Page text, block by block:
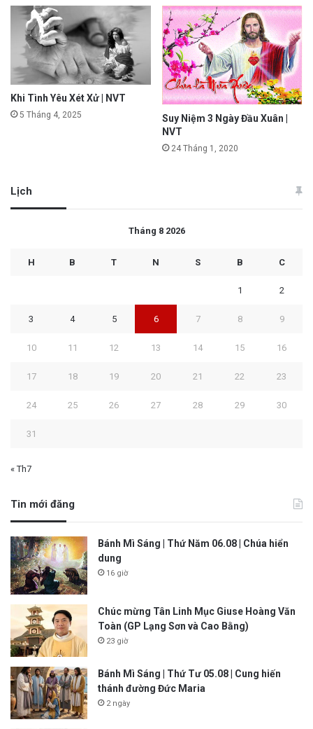
Khi Tình Yêu Xét Xử | NVT
5 Tháng 4, 2025
Suy Niệm 3 Ngày Đầu Xuân |
NVT
24 Tháng 1, 2020
Lịch
Tháng 8 2026
H B T N S B C
1 2
3 4 5 6 7 8 9
10 11 12 13 14 15 16
17 18 19 20 21 22 23
24 25 26 27 28 29 30
31
« Th7
Tin mới đăng
Bánh Mì Sáng | Thứ Năm 06.08 | Chúa hiển
dung
16 giờ
Chúc mừng Tân Linh Mục Giuse Hoàng Văn
Toàn (GP Lạng Sơn và Cao Bằng)
23 giờ
Bánh Mì Sáng | Thứ Tư 05.08 | Cung hiến
thánh đường Đức Maria
2 ngày